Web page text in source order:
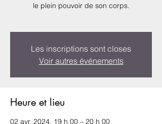
le plein pouvoir de son corps.
Les inscriptions sont closes
Voir autres événements
Heure et lieu
02 avr. 2024, 19 h 00 – 20 h 00